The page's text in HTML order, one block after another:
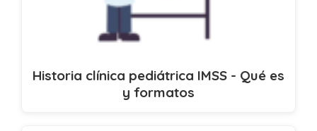
Historia clínica pediátrica IMSS - Qué es
y formatos